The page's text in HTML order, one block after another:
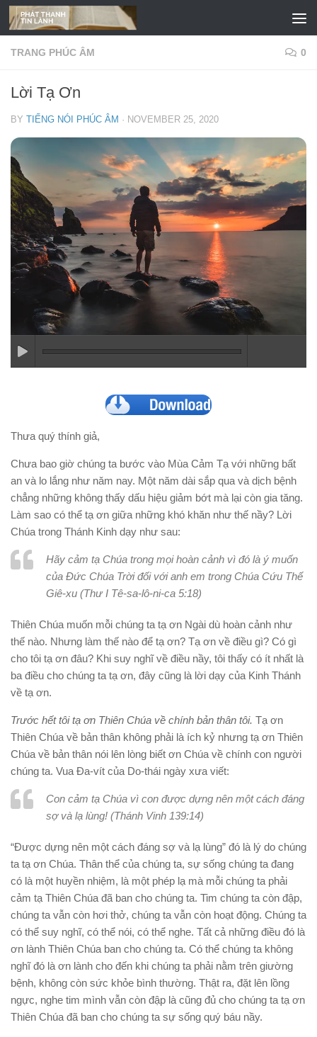
Skip to content
TRANG PHÚC ÂM 0
Lời Tạ Ơn
BY TIẾNG NÓI PHÚC ÂM · NOVEMBER 25, 2020
Thưa quý thính giả,
Chưa bao giờ chúng ta bước vào Mùa Cảm Tạ với những bất
an và lo lắng như năm nay. Một năm dài sắp qua và dịch bệnh
chẳng những không thấy dấu hiệu giảm bớt mà lại còn gia tăng.
Làm sao có thể tạ ơn giữa những khó khăn như thế nầy? Lời
Chúa trong Thánh Kinh dạy như sau:
Hãy cảm tạ Chúa trong mọi hoàn cảnh vì đó là ý muốn
của Đức Chúa Trời đối với anh em trong Chúa Cứu Thế
Giê-xu (Thư I Tê-sa-lô-ni-ca 5:18)
Thiên Chúa muốn mỗi chúng ta tạ ơn Ngài dù hoàn cảnh như
thế nào. Nhưng làm thế nào để tạ ơn? Tạ ơn về điều gì? Có gì
cho tôi tạ ơn đâu? Khi suy nghĩ về điều nầy, tôi thấy có ít nhất là
ba điều cho chúng ta tạ ơn, đây cũng là lời dạy của Kinh Thánh
về tạ ơn.
Trước hết tôi tạ ơn Thiên Chúa về chính bản thân tôi. Tạ ơn
Thiên Chúa về bản thân không phải là ích kỷ nhưng tạ ơn Thiên
Chúa về bản thân nói lên lòng biết ơn Chúa về chính con người
chúng ta. Vua Đa-vít của Do-thái ngày xưa viết:
Con cảm tạ Chúa vì con được dựng nên một cách đáng
sợ và lạ lùng! (Thánh Vinh 139:14)
“Được dựng nên một cách đáng sợ và lạ lùng” đó là lý do chúng
ta tạ ơn Chúa. Thân thể của chúng ta, sự sống chúng ta đang
có là một huyền nhiệm, là một phép lạ mà mỗi chúng ta phải
cảm tạ Thiên Chúa đã ban cho chúng ta. Tim chúng ta còn đập,
chúng ta vẫn còn hơi thở, chúng ta vẫn còn hoạt động. Chúng ta
có thể suy nghĩ, có thể nói, có thể nghe. Tất cả những điều đó là
ơn lành Thiên Chúa ban cho chúng ta. Có thể chúng ta không
nghĩ đó là ơn lành cho đến khi chúng ta phải nằm trên giường
bệnh, không còn sức khỏe bình thường. Thật ra, đặt lên lồng
ngực, nghe tim mình vẫn còn đập là cũng đủ cho chúng ta tạ ơn
Thiên Chúa đã ban cho chúng ta sự sống quý báu nầy.